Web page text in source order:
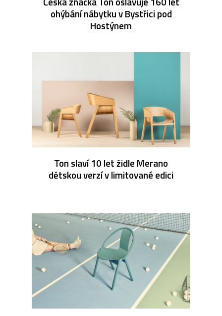
ohýbání nábytku v Bystřici pod
Hostýnem
Ton slaví 10 let židle Merano
dětskou verzí v limitované edici